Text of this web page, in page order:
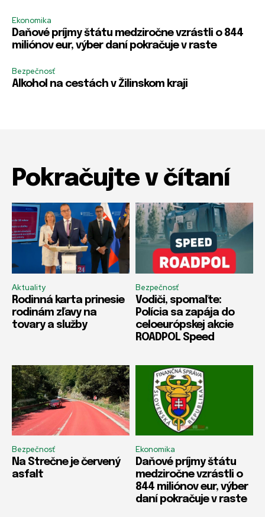
E
-
m
a
l
R
e
R
e
e
r
*
*
R
e
e
Ekonomika
Daňové príjmy štátu medziročne vzrástli o 844
miliónov eur, výber daní pokračuje v raste
Bezpečnosť
Alkohol na cestách v Žilinskom kraji
Pokračujte v čítaní
Aktuality
Rodinná karta prinesie
rodinám zľavy na
tovary a služby
Bezpečnosť
Vodiči, spomaľte:
Polícia sa zapája do
celoeurópskej akcie
ROADPOL Speed
Bezpečnosť
Na Strečne je červený
asfalt
Ekonomika
Daňové príjmy štátu
medziročne vzrástli o
844 miliónov eur, výber
daní pokračuje v raste